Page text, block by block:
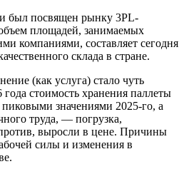
был посвящен рынку 3PL-
площадей, занимаемых
компаниями, составляет сегодня
склада в стране.
(как услуга) стало чуть
стоимость хранения паллеты
значениями 2025-го, а
труда, — погрузка,
выросли в цене. Причины
силы и изменения в